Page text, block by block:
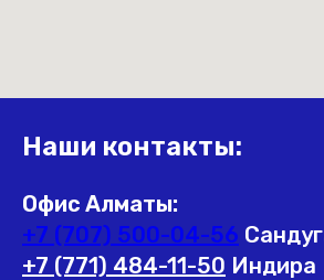
Наши контакты:
Офис Алматы:
+7 (707) 500-04-56
+7 (771) 484-11-50 Индира